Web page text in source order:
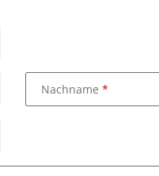
Nachname